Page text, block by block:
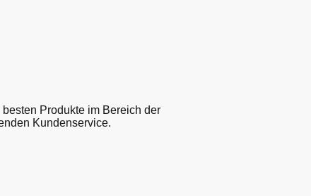
Produkte im Bereich der
Kundenservice.